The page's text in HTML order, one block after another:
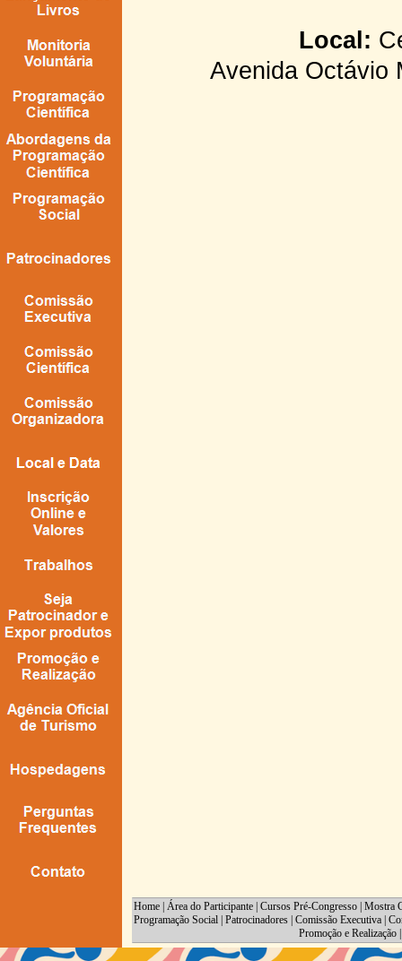
Local:
Avenida Octávio
Home Área do Participante Cursos Pré-Congresso Mostra
Programação Social |Patrocinadores |Comissão Executiva |
Promoção e Realização